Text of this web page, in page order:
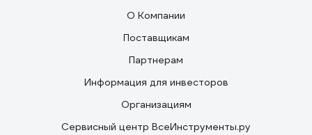
О Компании
Поставщикам
Партнерам
Информация для инвесторов
Организациям
Сервисный центр ВсеИнструменты.ру